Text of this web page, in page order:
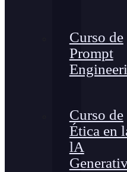
Curso de
Prompt
Curso de
Ética en
lA